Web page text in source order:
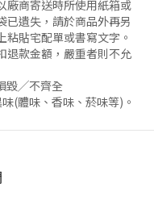
商寄送時所使用紙箱或
已遺失，請於商品外再另
貼宅配單或書寫文字。
退款金額，嚴重者則不允
毀╱不齊全
(體味、香味、菸味等)。